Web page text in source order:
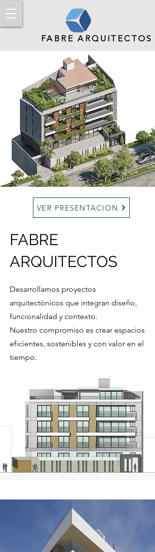
FABRE ARQUITECTOS
VER PRESENTACION
FABRE
ARQUITECTOS
Desarrollamos proyectos
arquitectónicos que integran diseño,
funcionalidad y contexto.
Nuestro compromiso es crear espacios
eficientes, sostenibles y con valor en el
tiempo.